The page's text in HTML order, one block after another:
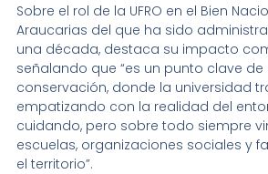
Sobre el rol de la UFRO en el Bien
Araucarias del que ha sido
una década, destaca su impacto
señalando que “es un punto clave
conservación, donde la universidad
empatizando con la realidad del
cuidando, pero sobre todo siempre
escuelas, organizaciones sociales y
el territorio”.